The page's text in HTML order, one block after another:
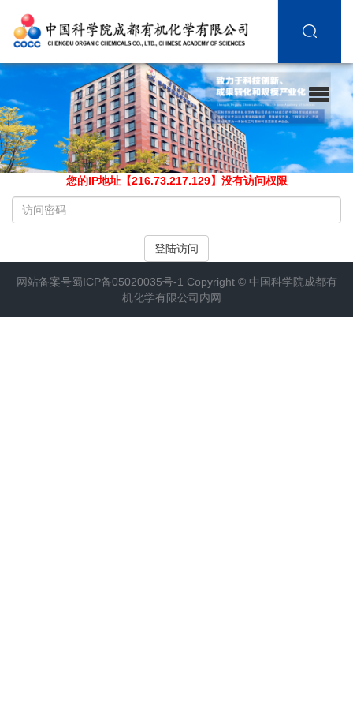
您的IP地址【216.73.217.129】没有访问权限
输
入
访
密
码
登陆访问
网站备案号蜀ICP备05020035号-1 Copyright © 中国科学院成都有
机化学有限公司内网